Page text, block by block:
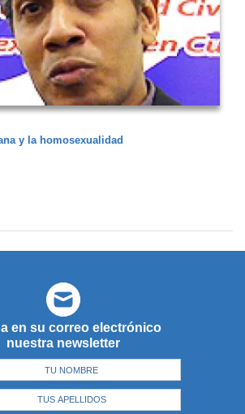
y la homosexualidad
en su correo electrónico
nuestra newsletter